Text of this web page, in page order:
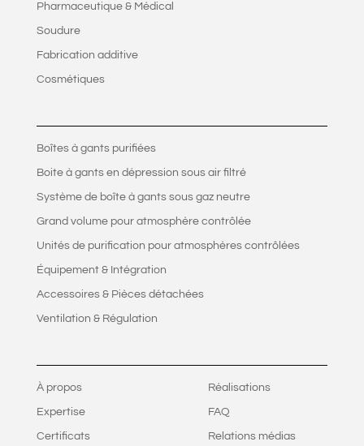
Pharmaceutique & Médical
Soudure
Fabrication additive
Cosmétiques
Boîtes à gants purifiées
Boite à gants en dépression sous air filtré
Système de boîte à gants sous gaz neutre
Grand volume pour atmosphère contrôlée
Unités de purification pour atmosphères contrôlées
Équipement & Intégration
Accessoires & Pièces détachées
Ventilation & Régulation
À propos
Expertise
Certificats
Réalisations
FAQ
Relations médias